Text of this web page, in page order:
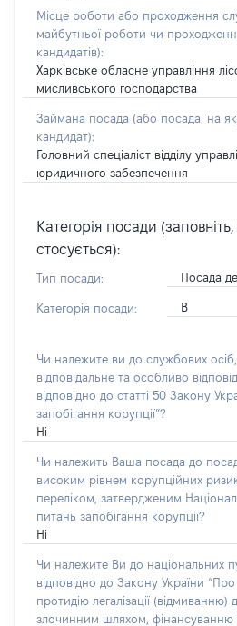
Місце роботи або проходження
майбутньої роботи чи
кандидатів):
Харківське обласне управління
мисливського господарства
Займана посада (або посада, на
кандидат):
Головний спеціаліст відділу
юридичного забезпечення
Категорія посади
стосується):
Тип посади: Посада
Категорія посади: В
Чи належите ви до службових
відповідальне та особливо
відповідно до статті 50 Закону
запобігання корупції”?
Ні
Чи належить Ваша посада до
високим рівнем корупційних
переліком, затвердженим
питань запобігання корупції?
Ні
Чи належите Ви до національних
відповідно до Закону України “Про
протидію легалізації (відмиванню)
злочинним шляхом, фінансуванню